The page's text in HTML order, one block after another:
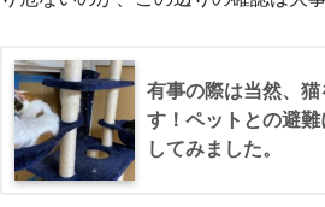
有事の際は当然、
す！ペットとの避
してみました。